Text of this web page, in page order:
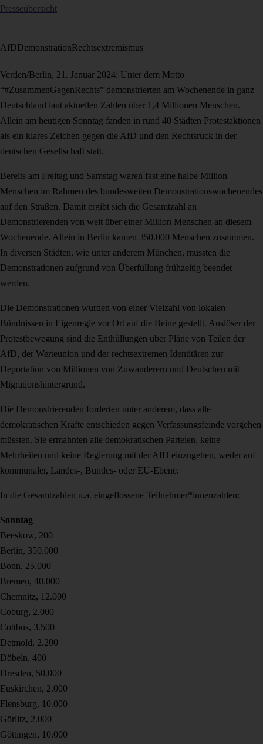
Presseübersicht
AfDDemonstrationRechtsextremismus
Verden/Berlin, 21. Januar 2024: Unter dem Motto
“#ZusammenGegenRechts” demonstrierten am Wochenende in ganz
Deutschland laut aktuellen Zahlen über 1,4 Millionen Menschen.
Allein am heutigen Sonntag fanden in rund 40 Städten Protestaktionen
als ein klares Zeichen gegen die AfD und den Rechtsruck in der
deutschen Gesellschaft statt.
Bereits am Freitag und Samstag waren fast eine halbe Million
Menschen im Rahmen des bundesweiten Demonstrationswochenendes
auf den Straßen. Damit ergibt sich die Gesamtzahl an
Demonstrierenden von weit über einer Million Menschen an diesem
Wochenende. Allein in Berlin kamen 350.000 Menschen zusammen.
In diversen Städten, wie unter anderem München, mussten die
Demonstrationen aufgrund von Überfüllung frühzeitig beendet
werden.
Die Demonstrationen wurden von einer Vielzahl von lokalen
Bündnissen in Eigenregie vor Ort auf die Beine gestellt. Auslöser der
Protestbewegung sind die Enthüllungen über Pläne von Teilen der
AfD, der Werteunion und der rechtsextremen Identitären zur
Deportation von Millionen von Zuwanderern und Deutschen mit
Migrationshintergrund.
Die Demonstrierenden forderten unter anderem, dass alle
demokratischen Kräfte entschieden gegen Verfassungsfeinde vorgehen
müssten. Sie ermahnten alle demokratischen Parteien, keine
Mehrheiten und keine Regierung mit der AfD einzugehen, weder auf
kommunaler, Landes-, Bundes- oder EU-Ebene.
In die Gesamtzahlen u.a. eingeflossene Teilnehmer*innenzahlen:
Sonntag
Beeskow, 200
Berlin, 350.000
Bonn, 25.000
Bremen, 40.000
Chemnitz, 12.000
Coburg, 2.000
Cottbus, 3.500
Detmold, 2.200
Döbeln, 400
Dresden, 50.000
Euskirchen, 2.000
Flensburg, 10.000
Görlitz, 2.000
Göttingen, 10.000